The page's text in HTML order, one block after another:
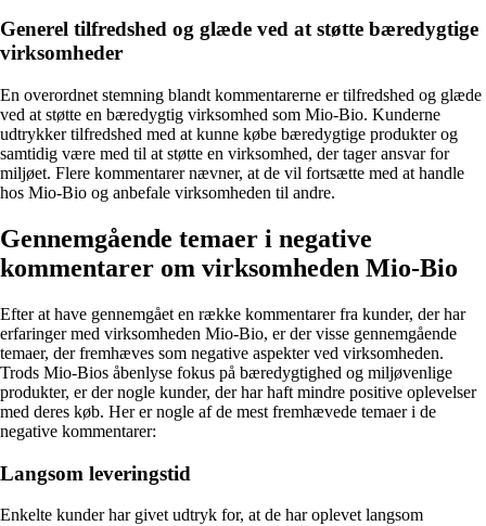
Generel tilfredshed og glæde ved at støtte bæredygtige
virksomheder
En overordnet stemning blandt kommentarerne er tilfredshed og glæde
ved at støtte en bæredygtig virksomhed som Mio-Bio. Kunderne
udtrykker tilfredshed med at kunne købe bæredygtige produkter og
samtidig være med til at støtte en virksomhed, der tager ansvar for
miljøet. Flere kommentarer nævner, at de vil fortsætte med at handle
hos Mio-Bio og anbefale virksomheden til andre.
Gennemgående temaer i negative
kommentarer om virksomheden Mio-Bio
Efter at have gennemgået en række kommentarer fra kunder, der har
erfaringer med virksomheden Mio-Bio, er der visse gennemgående
temaer, der fremhæves som negative aspekter ved virksomheden.
Trods Mio-Bios åbenlyse fokus på bæredygtighed og miljøvenlige
produkter, er der nogle kunder, der har haft mindre positive oplevelser
med deres køb. Her er nogle af de mest fremhævede temaer i de
negative kommentarer:
Langsom leveringstid
Enkelte kunder har givet udtryk for, at de har oplevet langsom